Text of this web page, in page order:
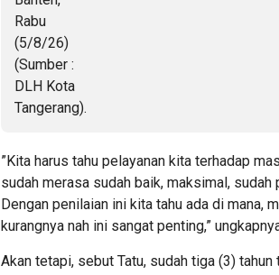
”Kita harus tahu pelayanan kita terhadap
sudah merasa sudah baik, maksimal,
Dengan penilaian ini kita tahu ada di mana,
kurangnya nah ini sangat penting,”
Akan tetapi, sebut Tatu, sudah tiga (3)